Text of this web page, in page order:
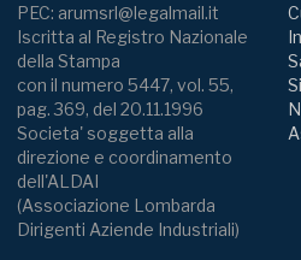
PEC: arumsrl@legalmail.it
Iscritta al Registro Nazionale
della Stampa
con il numero 5447, vol. 55,
pag. 369, del 20.11.1996
Societa' soggetta alla
direzione e coordinamento
dell'ALDAI
(Associazione Lombarda
Dirigenti Aziende Industriali)